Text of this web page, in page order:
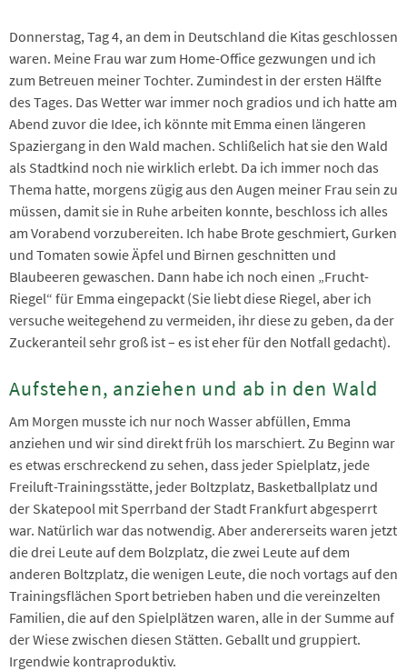
Donnerstag, Tag 4, an dem in Deutschland die Kitas geschlossen
waren. Meine Frau war zum Home-Office gezwungen und ich
zum Betreuen meiner Tochter. Zumindest in der ersten Hälfte
des Tages. Das Wetter war immer noch gradios und ich hatte am
Abend zuvor die Idee, ich könnte mit Emma einen längeren
Spaziergang in den Wald machen. Schlißelich hat sie den Wald
als Stadtkind noch nie wirklich erlebt. Da ich immer noch das
Thema hatte, morgens zügig aus den Augen meiner Frau sein zu
müssen, damit sie in Ruhe arbeiten konnte, beschloss ich alles
am Vorabend vorzubereiten. Ich habe Brote geschmiert, Gurken
und Tomaten sowie Äpfel und Birnen geschnitten und
Blaubeeren gewaschen. Dann habe ich noch einen „Frucht-
Riegel“ für Emma eingepackt (Sie liebt diese Riegel, aber ich
versuche weitegehend zu vermeiden, ihr diese zu geben, da der
Zuckeranteil sehr groß ist – es ist eher für den Notfall gedacht).
Aufstehen, anziehen und ab in den Wald
Am Morgen musste ich nur noch Wasser abfüllen, Emma
anziehen und wir sind direkt früh los marschiert. Zu Beginn war
es etwas erschreckend zu sehen, dass jeder Spielplatz, jede
Freiluft-Trainingsstätte, jeder Boltzplatz, Basketballplatz und
der Skatepool mit Sperrband der Stadt Frankfurt abgesperrt
war. Natürlich war das notwendig. Aber andererseits waren jetzt
die drei Leute auf dem Bolzplatz, die zwei Leute auf dem
anderen Boltzplatz, die wenigen Leute, die noch vortags auf den
Trainingsflächen Sport betrieben haben und die vereinzelten
Familien, die auf den Spielplätzen waren, alle in der Summe auf
der Wiese zwischen diesen Stätten. Geballt und gruppiert.
Irgendwie kontraproduktiv.